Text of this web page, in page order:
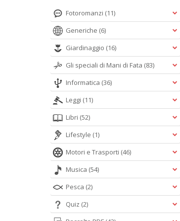
Fotoromanzi (11)
Generiche (6)
Giardinaggio (16)
Gli speciali di Mani di Fata (83)
Informatica (36)
Leggi (11)
Libri (52)
Lifestyle (1)
Motori e Trasporti (46)
Musica (54)
Pesca (2)
Quiz (2)